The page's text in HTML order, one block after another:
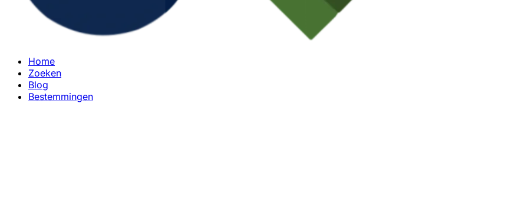
Home
Zoeken
Blog
Bestemmingen